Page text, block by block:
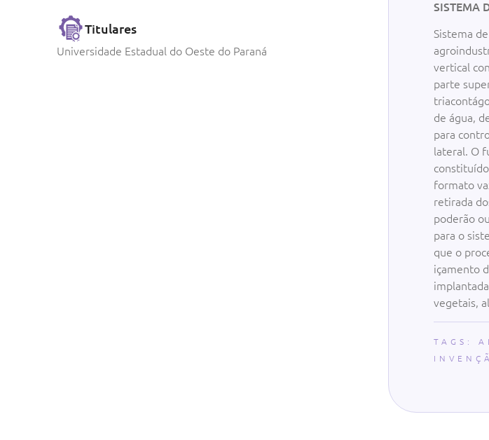
Titulares
Universidade Estadual do Oeste do Paraná
SISTEMA
Sistema
vertical
parte
de água,
para
lateral. O
formato
retirada
poderão
para o
que o
içamento
vegetais,
TAGS: